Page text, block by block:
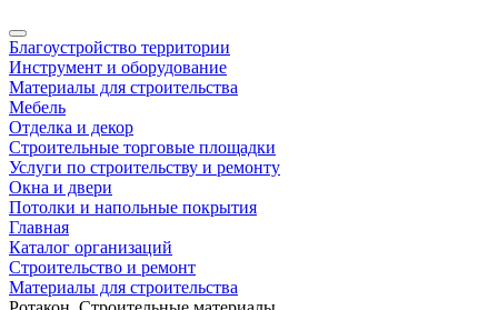
Благоустройство территории
Инструмент и оборудование
Материалы для строительства
Мебель
Отделка и декор
Строительные торговые площадки
Услуги по строительству и ремонту
Окна и двери
Потолки и напольные покрытия
Главная
Каталог организаций
Строительство и ремонт
Материалы для строительства